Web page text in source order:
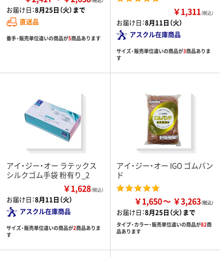
お届け日：8月25日（火）まで
直送品
番手・販売単位違いの商品が5商品あります
￥1,311（税込）
お届け日：8月11日（火）
アスクル在庫商品
サイズ・販売単位違いの商品が3商品ありま
す
アイ・ジー・オー ラテックス
シルクゴム手袋 粉有り_2
￥1,628（税込）
お届け日：8月11日（火）
アスクル在庫商品
サイズ・販売単位違いの商品が2商品ありま
す
アイ・ジー・オー IGO ゴムバン
ド
￥1,650 ￥3,263
お届け日：8月25日（火）まで
タイプ・カラー・販売単位違いの商品が82商
品あります